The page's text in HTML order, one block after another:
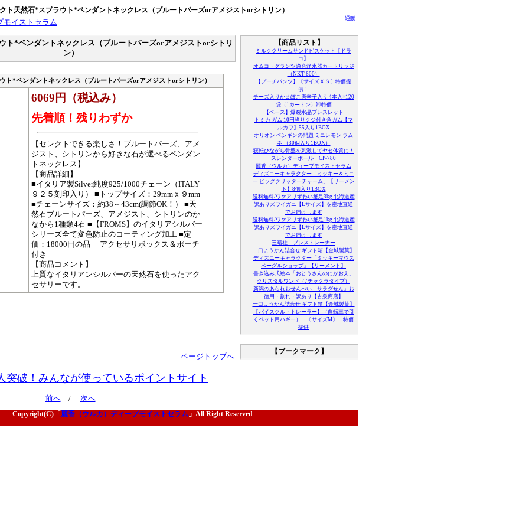
ト天然石*スプラウト*ペンダントネックレス（ブルートパーズorアメジストorシトリン）
通販
【商品リスト】
ミルククリームサンドビスケット【ドラ
コ】
オムコ・グランツ適合浄水器カートリッジ
（NKT-600）
【プーチパンツ】〔サイズＸＳ〕特価提
供！
チーズ入りかまぼこ唐辛子入り 4本入×120
袋（1カートン）卸特価
【ベース】爆裂水晶ブレスレット
トミカ ガム 10円当りクジ付き角ガム【マ
ルカワ】55入り1BOX
オリオン ペンギンの問題 ミニレモン ラム
ネ （30個入り1BOX）
寝転びながら骨盤を刺激してヤセ体質に！
スレンダーポール CP-780
麗香（ウルカ）ディープモイストセラム
ディズニーキャラクター「ミッキー＆ミニ
ー ビッグクリッターチャーム」【リーメン
ト】8個入り1BOX
送料無料/ワケアリずわい蟹足3kg 北海道産
訳ありズワイガニ【Lサイズ】を産地直送
でお届けします
送料無料/ワケアリずわい蟹足1kg 北海道産
訳ありズワイガニ【Lサイズ】を産地直送
でお届けします
三晴社 ブレストレーナー
一口ようかん詰合せ ギフト箱【金城製菓】
ディズニーキャラクター「ミッキーマウス
ベーグルショップ」【リーメント】
書き込み式絵本「おとうさんのにがおえ」
クリスタルワンド（7チャクラタイプ）
新潟のあられおせんべい「サラダせん」お
徳用・割れ・訳あり【古泉商店】
一口ようかん詰合せ ギフト箱【金城製菓】
【バイスクル・トレーラー】（自転車で引
くペット用バギー） 〔サイズM〕 特価
提供
【ブークマーク】
ト*ペンダントネックレス（ブルートパーズorアメジストorシトリ
ン）
ト*ペンダントネックレス（ブルートパーズorアメジストorシトリン）
6069円（税込み）
先着順！残りわずか
【セレクトできる楽しさ！ブルートパーズ、アメ
ジスト、シトリンから好きな石が選べるペンダン
トネックレス】
【商品詳細】
■イタリア製Silver純度925/1000チェーン（ITALY
９２５刻印入り） ■トップサイズ：29mmｘ９mm
■チェーンサイズ：約38～43cm(調節OK！） ■天
然石ブルートパーズ、アメジスト、シトリンのか
なから1種類4石 ■【FROMS】のイタリアシルバー
シリーズ全て変色防止のコーティング加工 ■定
価：18000円の品 アクセサリボックス＆ポーチ
付き
【商品コメント】
上質なイタリアンシルバーの天然石を使ったアク
セサリーです。
ページトップへ
突破！みんなが使っているポイントサイト
前へ/ 次へ
Copyright(C)「 麗香（ウルカ）ディープモイストセラム 」All Right Reserved